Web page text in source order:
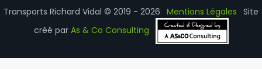
Transports Richard Vidal © 2019 - 2026 Mentions Légales Site
créé par As & Co Consulting